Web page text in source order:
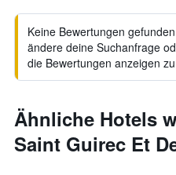
Keine Bewertungen
ändere deine Suchanfrage
die Bewertungen anzeigen
Ähnliche Hotels
Saint Guirec Et